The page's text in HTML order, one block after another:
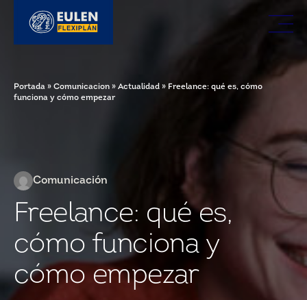
Portada » Comunicacion » Actualidad » Freelance: qué es, cómo
funciona y cómo empezar
Comunicación
Freelance: qué es,
cómo funciona y
cómo empezar